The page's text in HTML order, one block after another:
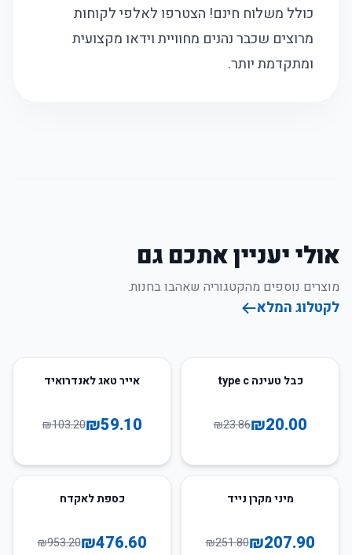
כולל משלוח חינם! הצטרפו לאלפי לקוחות
מרוצים שכבר נהנים מחוויית וידאו מקצועית
ומתקדמת יותר.
אולי יעניין אתכם גם
מוצרים נוספים מהקטגוריה שאהבו בחנות.
לקטלוג המלא
כבל טעינה type c
₪20.00
₪23.86
אייר טאג לאנדרואיד
₪59.10
₪103.20
מיני מקרן נייד
₪207.90
₪251.80
כספת לאקדח
₪476.60
₪953.20